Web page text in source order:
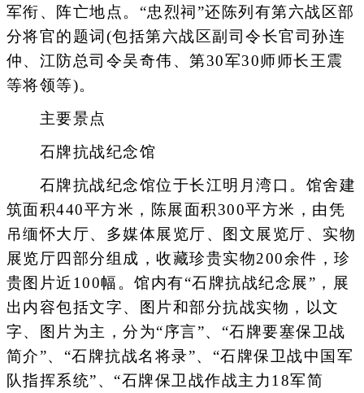
军衔、阵亡地点。“忠烈祠”还陈列有第六战区部
分将官的题词(包括第六战区副司令长官司孙连
仲、江防总司令吴奇伟、第30军30师师长王震
等将领等)。
主要景点
石牌抗战纪念馆
石牌抗战纪念馆位于长江明月湾口。馆舍建
筑面积440平方米，陈展面积300平方米，由凭
吊缅怀大厅、多媒体展览厅、图文展览厅、实物
展览厅四部分组成，收藏珍贵实物200余件，珍
贵图片近100幅。馆内有“石牌抗战纪念展”，展
出内容包括文字、图片和部分抗战实物，以文
字、图片为主，分为“序言”、“石牌要塞保卫战
简介”、“石牌抗战名将录”、“石牌保卫战中国军
队指挥系统”、“石牌保卫战作战主力18军简